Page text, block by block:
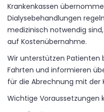
Krankenkassen
Dialysebehandlungen
medizinisch notwendig
auf Kostenübernahme.
Wir unterstützen Patienten
Fahrten und informieren
für die Abrechnung mit der
Wichtige Voraussetzungen